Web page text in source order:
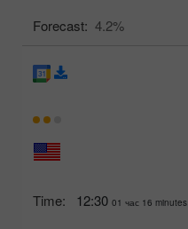
Forecast: 4.2%
Time: 12:30 01 час 16 minutes